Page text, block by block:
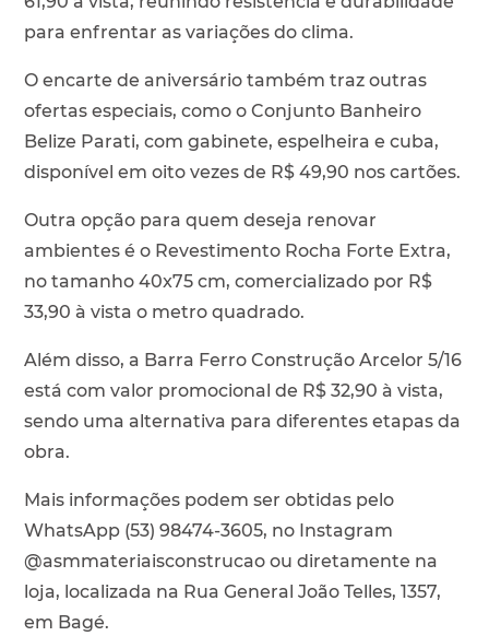
para enfrentar as variações do clima.
O encarte de aniversário também traz outras
ofertas especiais, como o Conjunto Banheiro
Belize Parati, com gabinete, espelheira e cuba,
disponível em oito vezes de R$ 49,90 nos cartões.
Outra opção para quem deseja renovar
ambientes é o Revestimento Rocha Forte Extra,
no tamanho 40x75 cm, comercializado por R$
33,90 à vista o metro quadrado.
Além disso, a Barra Ferro Construção Arcelor 5/16
está com valor promocional de R$ 32,90 à vista,
sendo uma alternativa para diferentes etapas da
obra.
Mais informações podem ser obtidas pelo
WhatsApp (53) 98474-3605, no Instagram
@asmmateriaisconstrucao ou diretamente na
loja, localizada na Rua General João Telles, 1357,
em Bagé.